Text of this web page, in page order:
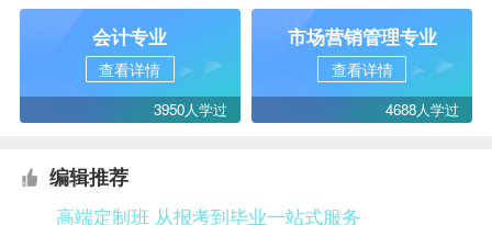
会计专业
查看详情
3950人学过
市场营销管理专业
查看详情
4688人学过
编辑推荐
高端定制班 从报考到毕业一站式服务